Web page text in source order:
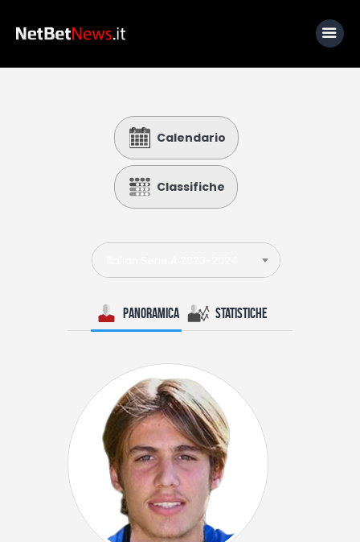
Calcio
Basket
Tennis
Lo Sapevi Che
I consigli di Giulia
Calendario
Classifiche
Panoramica Statistiche